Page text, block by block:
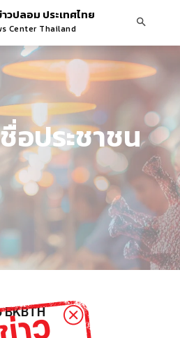
วปลอม ประเทศไทย
Center Thailand
อประชาชน